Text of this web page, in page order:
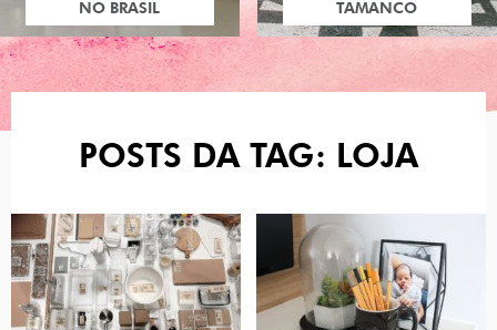
TAMANCO
POSTS DA TAG: LOJA